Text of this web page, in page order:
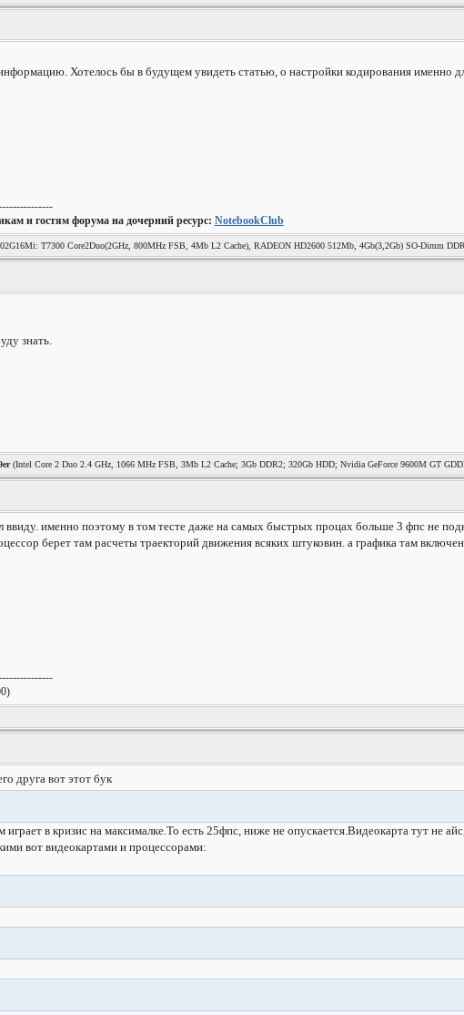
Хотелось бы в будущем увидеть статью, о настройки кодирования именно
и гостям форума на дочерний ресурс: NotebookClub
T7300 Core2Duo(2GHz, 800MHz FSB, 4Mb L2 Cache), RADEON HD2600 512Mb, 4Gb(3,2Gb) SO-Dimm
Windows 7 Домашняя Расширенная 32Bit.
знать.
(Intel Core 2 Duo 2.4 GHz, 1066 MHz FSB, 3Mb L2 Cache; 3Gb DDR2; 320Gb HDD; Nvidia GeForce 9600M GT
ввиду. именно поэтому в том тесте даже на самых быстрых процах больше 3 фпс не
берет там расчеты траекторий движения всяких штуковин. а графика там
друга вот этот бук
в кризис на максималке.То есть 25фпс, ниже не опускается.Видеокарта тут не
вот видеокартами и процессорами: